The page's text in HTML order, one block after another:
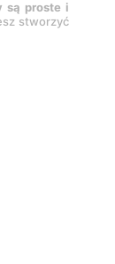
są proste i
stworzyć